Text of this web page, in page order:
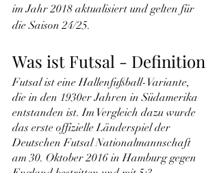
im Jahr 2018 aktualisiert und gelten für
die Saison 24/25.
Was ist Futsal - Definition
Futsal ist eine Hallenfußball-Variante,
die in den 1930er Jahren in Südamerika
entstanden ist. Im Vergleich dazu wurde
das erste offizielle Länderspiel der
Deutschen Futsal Nationalmannschaft
am 30. Oktober 2016 in Hamburg gegen